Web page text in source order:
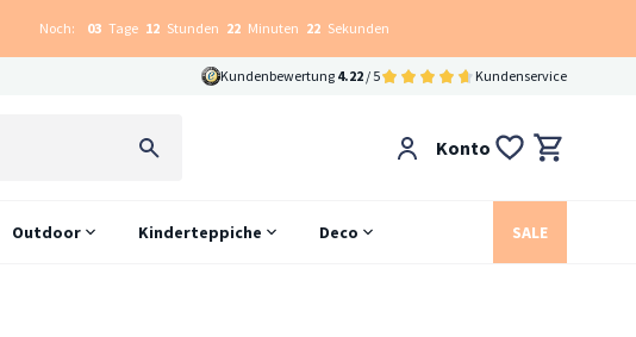
Noch: 03 Tage 12 Stunden 22 Minuten 21 Sekunden
Kundenbewertung 4.22 / 5 Kundenservice
Konto
Outdoor Kinderteppiche Deco SALE